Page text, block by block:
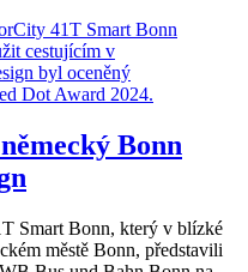
Bonn
Smart Bonn, který v blízké
městě Bonn, představili